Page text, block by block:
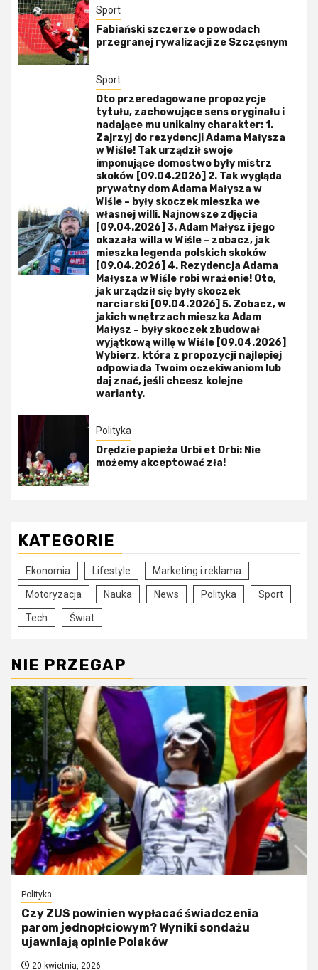
Sport
Fabiański szczerze o powodach
przegranej rywalizacji ze Szczęsnym
Sport
Oto przeredagowane propozycje
tytułu, zachowujące sens oryginału i
nadające mu unikalny charakter: 1.
Zajrzyj do rezydencji Adama Małysza
w Wiśle! Tak urządził swoje
imponujące domostwo były mistrz
skoków [09.04.2026] 2. Tak wygląda
prywatny dom Adama Małysza w
Wiśle – były skoczek mieszka we
własnej willi. Najnowsze zdjęcia
[09.04.2026] 3. Adam Małysz i jego
okazała willa w Wiśle – zobacz, jak
mieszka legenda polskich skoków
[09.04.2026] 4. Rezydencja Adama
Małysza w Wiśle robi wrażenie! Oto,
jak urządził się były skoczek
narciarski [09.04.2026] 5. Zobacz, w
jakich wnętrzach mieszka Adam
Małysz – były skoczek zbudował
wyjątkową willę w Wiśle [09.04.2026]
Wybierz, która z propozycji najlepiej
odpowiada Twoim oczekiwaniom lub
daj znać, jeśli chcesz kolejne
warianty.
Polityka
Orędzie papieża Urbi et Orbi: Nie
możemy akceptować zła!
KATEGORIE
Ekonomia Lifestyle Marketing i reklama
Motoryzacja Nauka News Polityka Sport
Tech Świat
NIE PRZEGAP
Polityka
Czy ZUS powinien wypłacać świadczenia
parom jednopłciowym? Wyniki sondażu
ujawniają opinie Polaków
20 kwietnia, 2026